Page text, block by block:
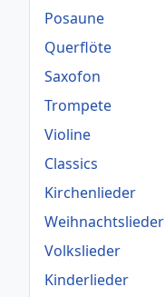
Posaune
Querflöte
Saxofon
Trompete
Violine
Classics
Kirchenlieder
Weihnachtslieder
Volkslieder
Kinderlieder